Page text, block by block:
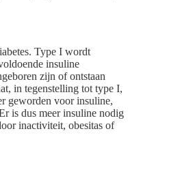
Type I wordt
insuline
zijn of ontstaan
in tegenstelling tot type I,
geworden voor insuline,
is dus meer insuline nodig
inactiviteit, obesitas of